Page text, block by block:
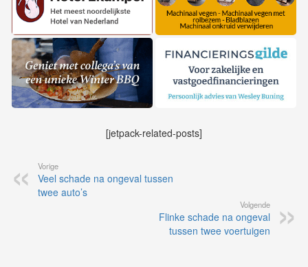
[jetpack-related-posts]
Vorige
Veel schade na ongeval tussen
twee auto’s
Volgende
Flinke schade na ongeval
tussen twee voertuigen